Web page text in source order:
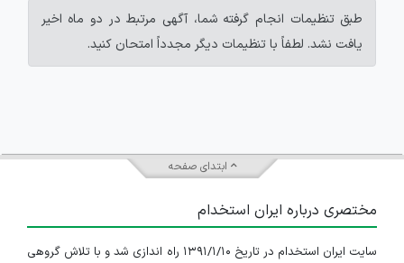
طبق تنظیمات انجام گرفته شما، آگهی مرتبط در دو ماه اخیر
یافت نشد. لطفاً با تنظیمات دیگر مجدداً امتحان کنید.
ابتدای صفحه
مختصری درباره ایران استخدام
سایت ایران استخدام در تاریخ ۱۳۹۱/۱/۱۰ راه اندازی شد و با تلاش گروهی